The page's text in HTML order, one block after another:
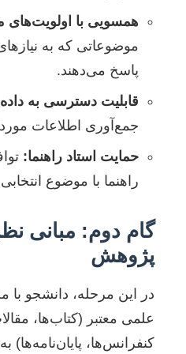
همسویی با
موضوعاتی که به
پاسخ می‌دهند.
قابلیت دسترسی به
جمع‌آوری اطلاعات
حمایت استاد راهنما:
راهنما با موضوع
گام دوم: مبانی
پژوهش
در این مرحله، دانشجو با
علمی معتبر (کتاب‌ها،
کنفرانس‌ها، پایان‌نامه‌ها)